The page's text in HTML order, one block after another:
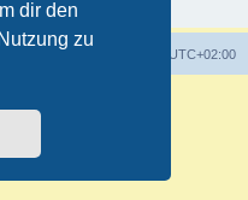
dir den
zu
UTC+02:00